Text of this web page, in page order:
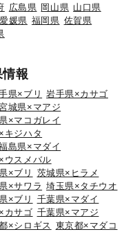
広島県 岡山県 山口県
愛媛県 福岡県 佐賀県
報
県×ブリ
岩手県×カサゴ
城県×マアジ
×マコガレイ
キジハタ
島県×マダイ
ウスメバル
×ブリ
茨城県×ヒラメ
×サワラ 埼玉県×タチウオ
×ブリ
千葉県×マダイ
カサゴ 千葉県×マアジ
×シロギス
東京都×マダコ